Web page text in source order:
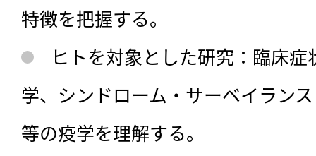
特徴を把握する。
ヒトを対象とした研究：臨床
学、シンドローム・サーベイラン
等の疫学を理解する。